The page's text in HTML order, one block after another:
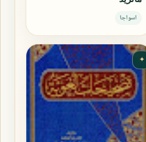
اسواجا
✦